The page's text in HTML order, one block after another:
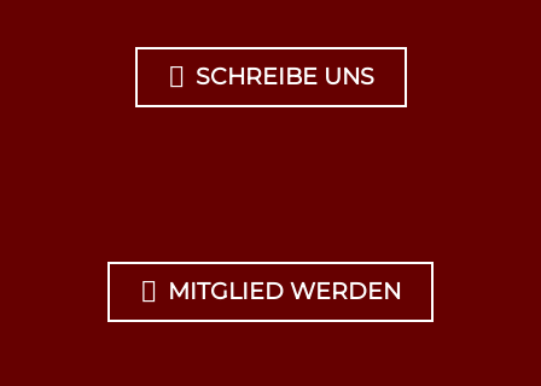
 SCHREIBE UNS
 MITGLIED WERDEN